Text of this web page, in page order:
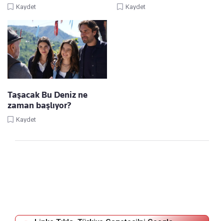
Kaydet Kaydet
Taşacak Bu Deniz ne
zaman başlıyor?
Kaydet